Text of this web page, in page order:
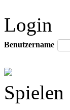
Login
Benutzername
Spielen